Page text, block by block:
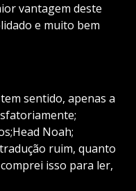
vantagem deste
e muito bem
sentido, apenas a
Noah;
ruim, quanto
isso para ler,